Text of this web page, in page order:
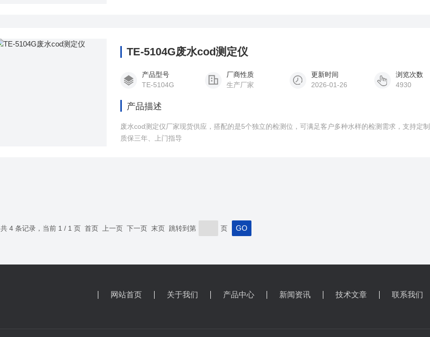
TE-5104G废水cod测定仪
产品型号
TE-5104G
厂商性质
生产厂家
更新时间
2026-01-26
浏览次数
4930
产品描述
废水cod测定仪厂家现货供应，搭配的是5个独立的检测位，可满足客户多种水样的检测需求，支持定
质保三年、上门指导
共 4 条记录，当前 1 / 1 页 首页 上一页 下一页 末页 跳转到第 页
网站首页 关于我们 产品中心 新闻资讯 技术文章 联系我们